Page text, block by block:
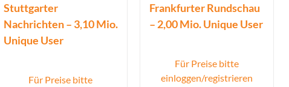
Stuttgarter
Nachrichten – 3,10 Mio.
Unique User
Für Preise bitte
Frankfurter Rundschau
– 2,00 Mio. Unique User
Für Preise bitte
einloggen/registrieren